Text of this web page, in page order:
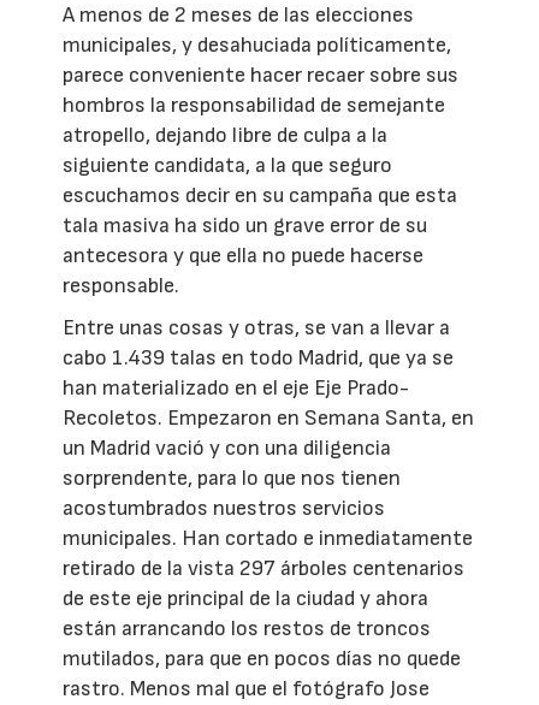
A menos de 2 meses de las elecciones
municipales, y desahuciada políticamente,
parece conveniente hacer recaer sobre sus
hombros la responsabilidad de semejante
atropello, dejando libre de culpa a la
siguiente candidata, a la que seguro
escuchamos decir en su campaña que esta
tala masiva ha sido un grave error de su
antecesora y que ella no puede hacerse
responsable.
Entre unas cosas y otras, se van a llevar a
cabo 1.439 talas en todo Madrid, que ya se
han materializado en el eje Eje Prado-
Recoletos. Empezaron en Semana Santa, en
un Madrid vació y con una diligencia
sorprendente, para lo que nos tienen
acostumbrados nuestros servicios
municipales. Han cortado e inmediatamente
retirado de la vista 297 árboles centenarios
de este eje principal de la ciudad y ahora
están arrancando los restos de troncos
mutilados, para que en pocos días no quede
rastro. Menos mal que el fotógrafo Jose